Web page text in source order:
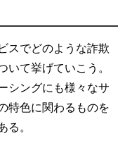
スでどのような詐欺
いて挙げていこう。
シングにも様々なサ
特色に関わるものを
る。